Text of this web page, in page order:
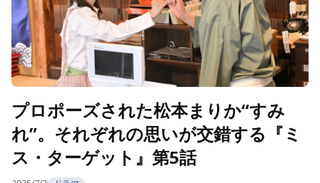
プロポーズされた松本まりか“すみ
れ”。それぞれの思いが交錯する『ミ
ス・ターゲット』第5話